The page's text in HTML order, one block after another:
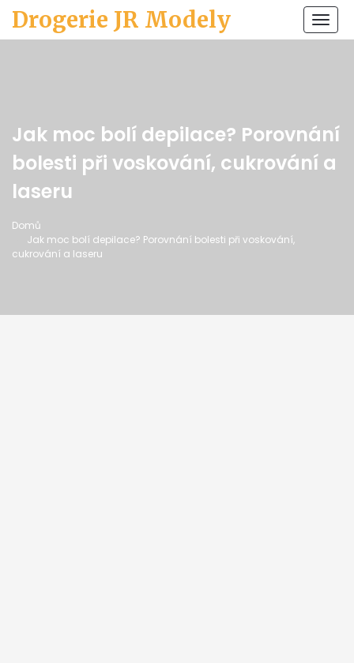
Drogerie JR Modely
Jak moc bolí depilace? Porovnání
bolesti při voskování, cukrování a
laseru
Domů
Jak moc bolí depilace? Porovnání bolesti při voskování,
cukrování a laseru